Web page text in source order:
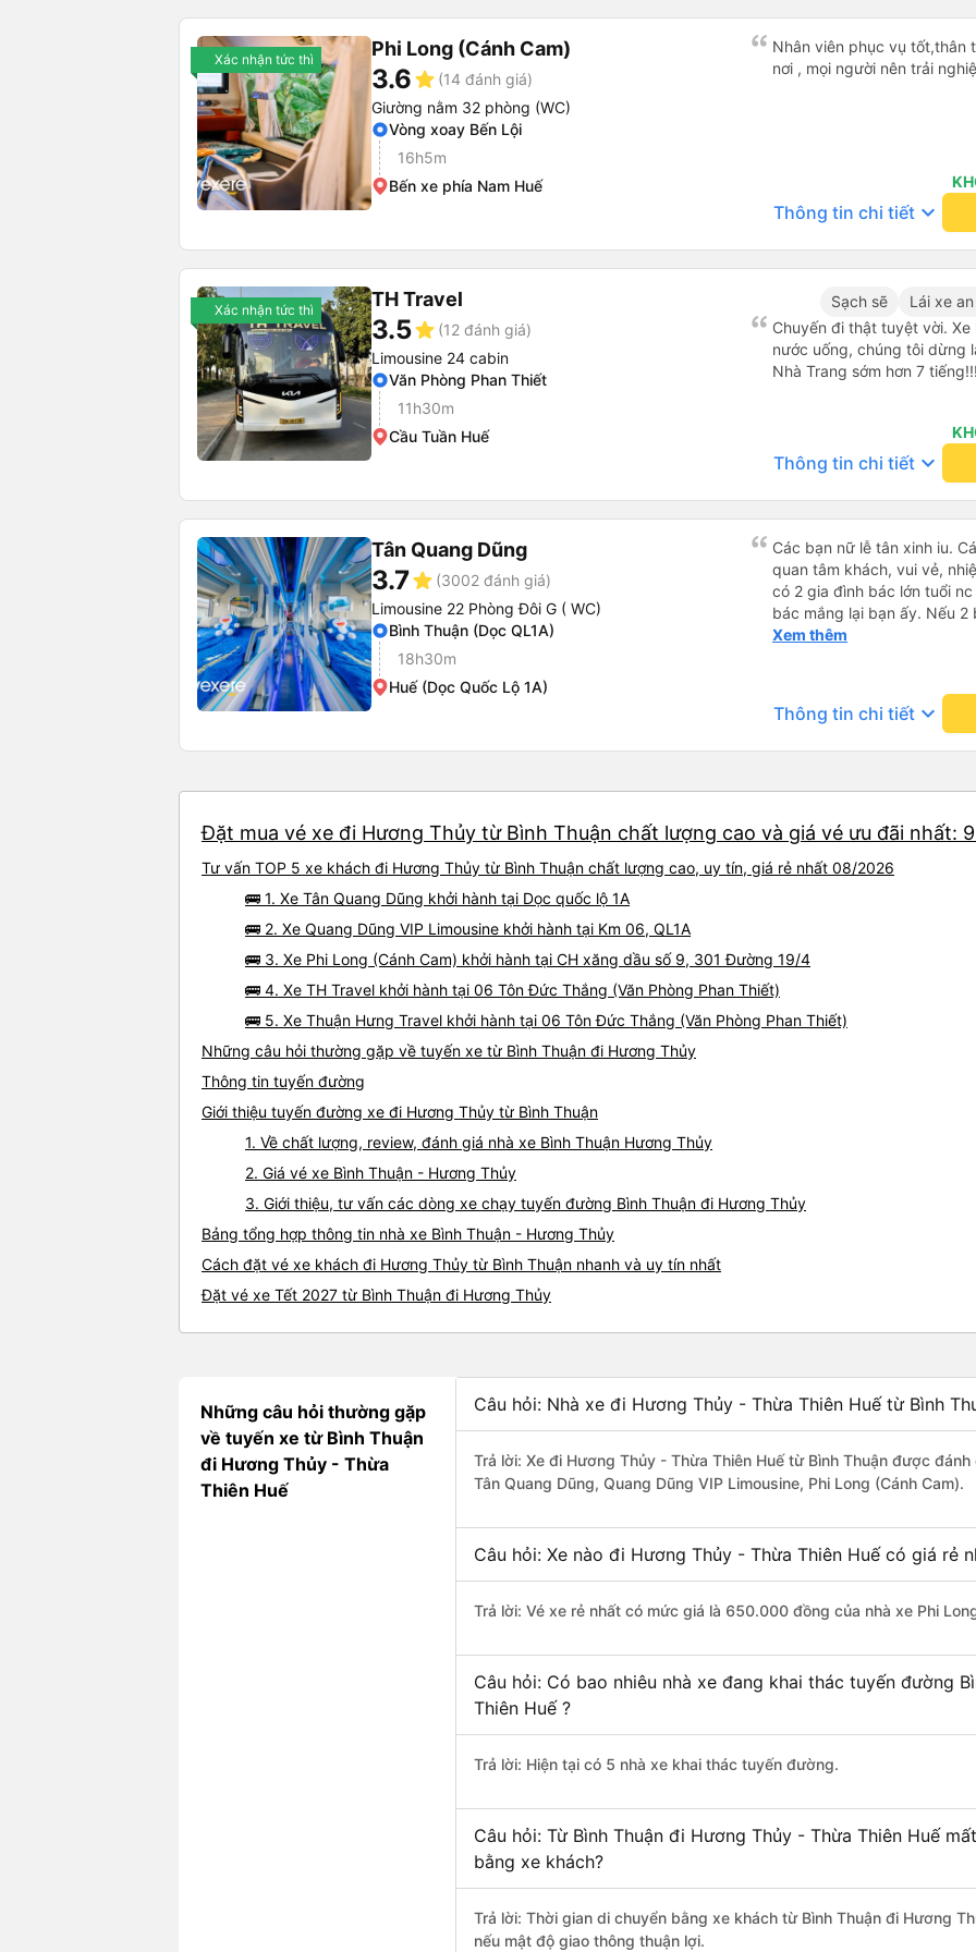
Xác nhận tức thì Phi Long (Cánh Cam)
3.6star (14 đánh giá)
Giường nằm 32 phòng (WC)
Vòng xoay Bến Lội
16h5m
Bến xe phía Nam Huế
Nhân viên phục vụ tốt,thân
nơi , mọi người nên trải
Thông tin chi tiết keyboard_arrow_down
Xác nhận tức thì TH Travel
3.5star (12 đánh giá)
Limousine 24 cabin
Văn Phòng Phan Thiết
11h30m
Cầu Tuần Huế
Sạch sẽ Lái xe
Chuyến đi thật tuyệt vời.
nước uống, chúng tôi dừng
Nhà Trang sớm hơn 7
Thông tin chi tiết keyboard_arrow_down
Tân Quang Dũng
3.7star (3002 đánh giá)
Limousine 22 Phòng Đôi G ( WC)
Bình Thuận (Dọc QL1A)
18h30m
Huế (Dọc Quốc Lộ 1A)
Các bạn nữ lễ tân xinh iu.
quan tâm khách, vui vẻ, nhiệt tình. Trong
có 2 gia đình bác lớn tuổi
bác mắng lại bạn ấy. Nếu
ngược lại nha. Bạn ấy nhắc
bị phản ánh thì đừng trừ
thì bảo bạn ấy liên hệ sđt
(một mình) yêu luôn.
10/10.
Xem thêm
Thông tin chi tiết keyboard_arrow_down
Đặt mua vé xe đi Hương Thủy từ Bình Thuận chất lượng cao và giá vé ưu đãi nhất:
Tư vấn TOP 5 xe khách đi Hương Thủy từ Bình Thuận chất lượng cao, uy tín, giá rẻ nhất 08/2026
🚌 1. Xe Tân Quang Dũng khởi hành tại Dọc quốc lộ 1A
🚌 2. Xe Quang Dũng VIP Limousine khởi hành tại Km 06, QL1A
🚌 3. Xe Phi Long (Cánh Cam) khởi hành tại CH xăng dầu số 9, 301 Đường 19/4
🚌 4. Xe TH Travel khởi hành tại 06 Tôn Đức Thắng (Văn Phòng Phan Thiết)
🚌 5. Xe Thuận Hưng Travel khởi hành tại 06 Tôn Đức Thắng (Văn Phòng Phan Thiết)
Những câu hỏi thường gặp về tuyến xe từ Bình Thuận đi Hương Thủy
Thông tin tuyến đường
Giới thiệu tuyến đường xe đi Hương Thủy từ Bình Thuận
1. Về chất lượng, review, đánh giá nhà xe Bình Thuận Hương Thủy
2. Giá vé xe Bình Thuận - Hương Thủy
3. Giới thiệu, tư vấn các dòng xe chạy tuyến đường Bình Thuận đi Hương Thủy
Bảng tổng hợp thông tin nhà xe Bình Thuận - Hương Thủy
Cách đặt vé xe khách đi Hương Thủy từ Bình Thuận nhanh và uy tín nhất
Đặt vé xe Tết 2027 từ Bình Thuận đi Hương Thủy
Những câu hỏi thường gặp
về tuyến xe từ Bình Thuận
đi Hương Thủy - Thừa
Thiên Huế
Câu hỏi: Nhà xe đi Hương Thủy - Thừa Thiên Huế từ Bình
Trả lời: Xe đi Hương Thủy - Thừa Thiên Huế từ Bình Thuận được
Tân Quang Dũng, Quang Dũng VIP Limousine, Phi Long (Cánh Cam).
Câu hỏi: Xe nào đi Hương Thủy - Thừa Thiên Huế có giá rẻ
Trả lời: Vé xe rẻ nhất có mức giá là 650.000 đồng của nhà xe Phi
Câu hỏi: Có bao nhiêu nhà xe đang khai thác tuyến đường
Thiên Huế ?
Trả lời: Hiện tại có 5 nhà xe khai thác tuyến đường.
Câu hỏi: Từ Bình Thuận đi Hương Thủy - Thừa Thiên Huế
bằng xe khách?
Trả lời: Thời gian di chuyển bằng xe khách từ Bình Thuận đi Hương
nếu mật độ giao thông thuận lợi.